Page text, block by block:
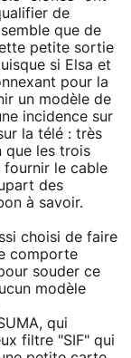
de
que de
petite sortie
si Elsa et
pour la
un modèle de
incidence sur
la télé : très
que les trois
fournir le cable
des
à savoir.
choisi de faire
comporte
souder ce
modèle
qui
filtre "SIF" qui